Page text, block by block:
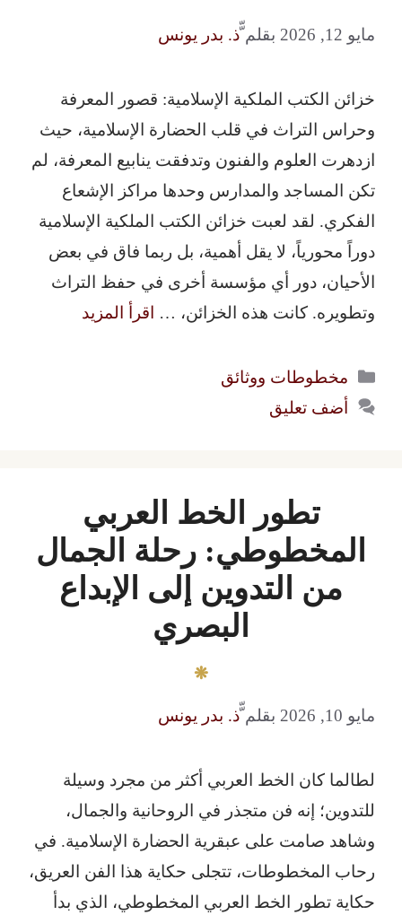
مايو 12, 2026 بقلمّّذ. بدر يونس
خزائن الكتب الملكية الإسلامية: قصور المعرفة
وحراس التراث في قلب الحضارة الإسلامية، حيث
ازدهرت العلوم والفنون وتدفقت ينابيع المعرفة، لم
تكن المساجد والمدارس وحدها مراكز الإشعاع
الفكري. لقد لعبت خزائن الكتب الملكية الإسلامية
دوراً محورياً، لا يقل أهمية، بل ربما فاق في بعض
الأحيان، دور أي مؤسسة أخرى في حفظ التراث
وتطويره. كانت هذه الخزائن، … اقرأ المزيد
التصنيفات
مخطوطات ووثائق
أضف تعليق
تطور الخط العربي
المخطوطي: رحلة الجمال
من التدوين إلى الإبداع
البصري
مايو 10, 2026 بقلمّّذ. بدر يونس
لطالما كان الخط العربي أكثر من مجرد وسيلة
للتدوين؛ إنه فن متجذر في الروحانية والجمال،
وشاهد صامت على عبقرية الحضارة الإسلامية. في
رحاب المخطوطات، تتجلى حكاية هذا الفن العريق،
حكاية تطور الخط العربي المخطوطي، الذي بدأ